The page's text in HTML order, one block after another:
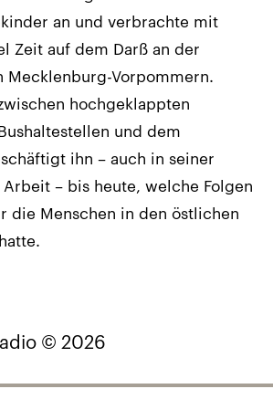
an und verbrachte mit
Zeit auf dem Darß an der
Mecklenburg-Vorpommern.
hochgeklappten
und dem
ihn – auch in seiner
– bis heute, welche Folgen
die Menschen in den östlichen
© 2026